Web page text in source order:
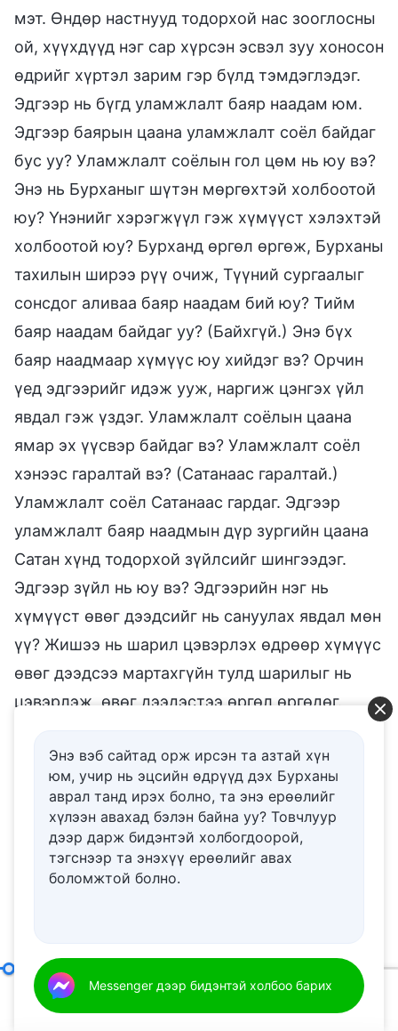
мэт. Өндөр настнууд тодорхой нас зооглосны
ой, хүүхдүүд нэг сар хүрсэн эсвэл зуу хоносон
өдрийг хүртэл зарим гэр бүлд тэмдэглэдэг.
Эдгээр нь бүгд уламжлалт баяр наадам юм.
Эдгээр баярын цаана уламжлалт соёл байдаг
бус уу? Уламжлалт соёлын гол цөм нь юу вэ?
Энэ нь Бурханыг шүтэн мөргөхтэй холбоотой
юу? Үнэнийг хэрэгжүүл гэж хүмүүст хэлэхтэй
холбоотой юу? Бурханд өргөл өргөж, Бурханы
тахилын ширээ рүү очиж, Түүний сургаалыг
сонсдог аливаа баяр наадам бий юу? Тийм
баяр наадам байдаг уу? (Байхгүй.) Энэ бүх
баяр наадмаар хүмүүс юу хийдэг вэ? Орчин
үед эдгээрийг идэж ууж, наргиж цэнгэх үйл
явдал гэж үздэг. Уламжлалт соёлын цаана
ямар эх үүсвэр байдаг вэ? Уламжлалт соёл
хэнээс гаралтай вэ? (Сатанаас гаралтай.)
Уламжлалт соёл Сатанаас гардаг. Эдгээр
уламжлалт баяр наадмын дүр зургийн цаана
Сатан хүнд тодорхой зүйлсийг шингээдэг.
Эдгээр зүйл нь юу вэ? Эдгээрийн нэг нь
хүмүүст өвөг дээдсийг нь сануулах явдал мөн
үү? Жишээ нь шарил цэвэрлэх өдрөөр хүмүүс
өвөг дээдсээ мартахгүйн тулд шарилыг нь
цэвэрлэж, өвөг дээдэстээ өргөл өргөдөг.
сануулдгийн нэг жишээ нь луут завины баяр
юм. Тэгвэл намрын дунд сарын наадам яадаг
вэ? (Гэр бүлийнхнийг цуглуулдаг.) Гэр бүлийн
цугларалтын цаад нөхцөл байдал нь юу вэ?
Үүний шалтгаан юу вэ? Сэтгэлээсээ ярилцаж,
баярыг тэмдэглэнэ үү хамаагүй, эдгээр
тэмдэглэлт явдлын цаад шалтгааныг
тайлбарлах олон арга бий. Яаж ч
Энэ вэб сайтад орж ирсэн та азтай хүн
юм, учир нь эцсийн өдрүүд дэх Бурханы
аврал танд ирэх болно, та энэ ерѳѳлийг
хүлээн авахад бэлэн байна уу? Товчлуур
дээр дарж бидэнтэй холбогдоорой,
тэгснээр та энэхүү ерѳѳлийг авах
боломжтой болно.
Messenger дээр бидэнтэй холбоо барих
Цор ганц Бурхан Өөрөө V